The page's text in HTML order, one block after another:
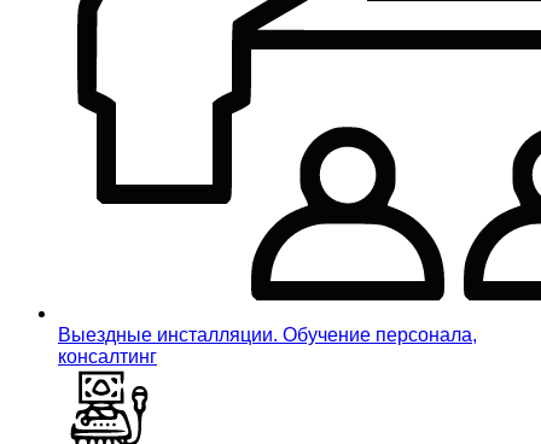
Выездные инсталляции. Обучение персонала,
консалтинг